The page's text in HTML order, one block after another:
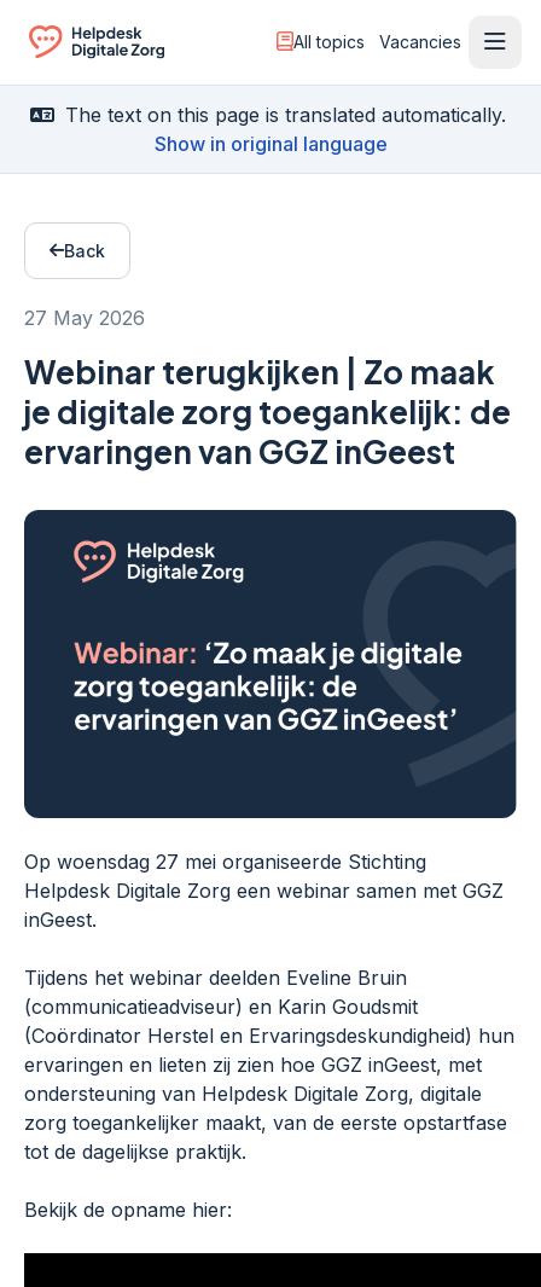
Ga naar de homepagina
All topics Vacancies
The text on this page is translated automatically.
Show in original language
Back
27 May 2026
Webinar terugkijken | Zo maak
je digitale zorg toegankelijk: de
ervaringen van GGZ inGeest
Op woensdag 27 mei organiseerde Stichting
Helpdesk Digitale Zorg een webinar samen met GGZ
inGeest.
Tijdens het webinar deelden Eveline Bruin
(communicatieadviseur) en Karin Goudsmit
(Coördinator Herstel en Ervaringsdeskundigheid) hun
ervaringen en lieten zij zien hoe GGZ inGeest, met
ondersteuning van Helpdesk Digitale Zorg, digitale
zorg toegankelijker maakt, van de eerste opstartfase
tot de dagelijkse praktijk.
Bekijk de opname hier: